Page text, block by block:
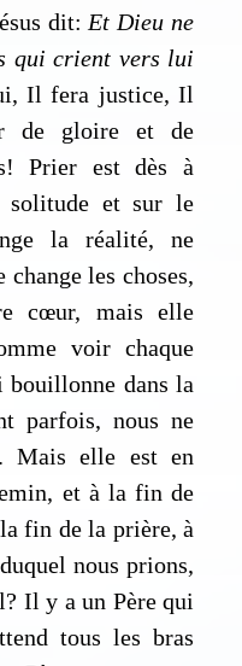
dit: Et Dieu ne
qui crient vers lui
Il fera justice, Il
de gloire et de
Prier est dès à
et sur le
la réalité, ne
les choses,
cœur, mais elle
voir chaque
bouillonne dans la
parfois, nous ne
Mais elle est en
et à la fin de
fin de la prière, à
nous prions,
Il y a un Père qui
tous les bras
dernières actualités,
adresse mail.